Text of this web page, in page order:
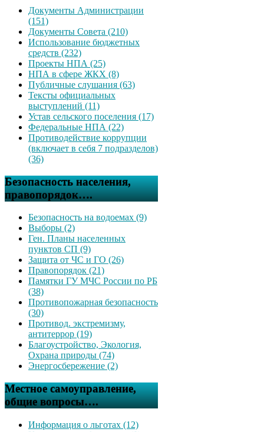
Документы Администрации
(151)
Документы Совета (210)
Использование бюджетных
средств (232)
Проекты НПА (25)
НПА в сфере ЖКХ (8)
Публичные слушания (63)
Тексты официальных
выступлений (11)
Устав сельского поселения (17)
Федеральные НПА (22)
Противодействие коррупции
(включает в себя 7 подразделов)
(36)
Безопасность населения,
правопорядок….
Безопасность на водоемах (9)
Выборы (2)
Ген. Планы населенных
пунктов СП (9)
Защита от ЧС и ГО (26)
Правопорядок (21)
Памятки ГУ МЧС России по РБ
(38)
Противопожарная безопасность
(30)
Противод. экстремизму,
антитеррор (19)
Благоустройство, Экология,
Охрана природы (74)
Энергосбережение (2)
Местное самоуправление,
общие вопросы….
Информация о льготах (12)